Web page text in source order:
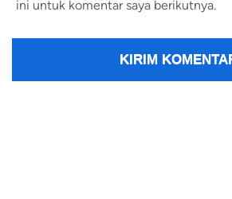
ini untuk komentar saya berikutnya.